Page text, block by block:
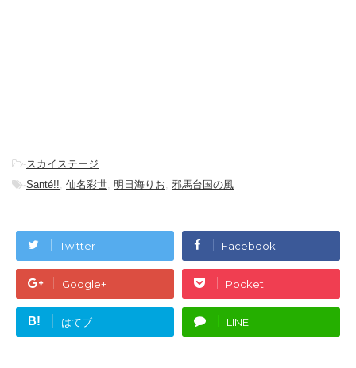
-スカイステージ
-Santé!!, 仙名彩世, 明日海りお, 邪馬台国の風
Twitter Facebook
Google+ Pocket
B! はてブ LINE